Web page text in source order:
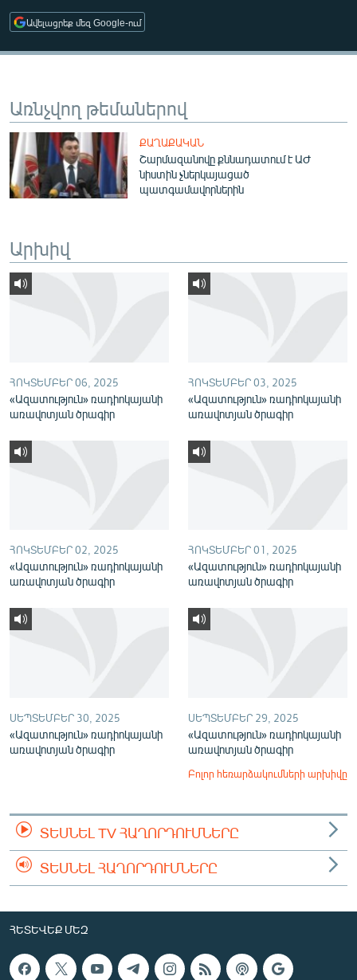
ՄԵԿՆԱԲԱՆՈՒԹՅՈՒՆ
ՏՏ ԵՒ ԻՆՏԵՐՆԵՏ
ՏԵՍԱՆՅՈՒԹԵՐ
ԲԱՆԱՎԵՃ
ՁԳՏԵԼՈՎ ԼԱՎԱԳՈՒՅՆԻՆ
Հայերեն
English
«Ազատության» բոլոր կայքերը
Ավելացրեք մեզ Google-ում
Առնչվող թեմաներով
ՔԱՂԱՔԱԿԱՆ
Շարմազանովը քննադատում է ԱԺ
նիստին չներկայացած
պատգամավորներին
Արխիվ
ՀՈԿՏԵՄԲԵՐ 06, 2025
«Ազատություն» ռադիոկայանի
առավոտյան ծրագիր
ՀՈԿՏԵՄԲԵՐ 03, 2025
«Ազատություն» ռադիոկայանի
առավոտյան ծրագիր
ՀՈԿՏԵՄԲԵՐ 02, 2025
«Ազատություն» ռադիոկայանի
առավոտյան ծրագիր
ՀՈԿՏԵՄԲԵՐ 01, 2025
«Ազատություն» ռադիոկայանի
առավոտյան ծրագիր
ՍԵՊՏԵՄԲԵՐ 30, 2025
«Ազատություն» ռադիոկայանի
առավոտյան ծրագիր
ՍԵՊՏԵՄԲԵՐ 29, 2025
«Ազատություն» ռադիոկայանի
առավոտյան ծրագիր
Բոլոր հեռարձակումների արխիվը
ՏԵՍՆԵԼ TV ՀԱՂՈՐԴՈՒՄՆԵՐԸ
ՏԵՍՆԵԼ ՀԱՂՈՐԴՈՒՄՆԵՐԸ
ՀԵՏԵՎԵՔ ՄԵԶ